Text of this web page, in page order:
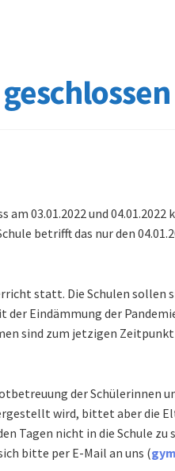
03.01.2022 und 04.01.2022
betrifft das nur den
statt. Die Schulen sollen
Eindämmung der
sind zum jetzigen
der Schülerinnen
wird, bittet aber die
Tagen nicht in die Schule zu
bitte per E-Mail an uns (